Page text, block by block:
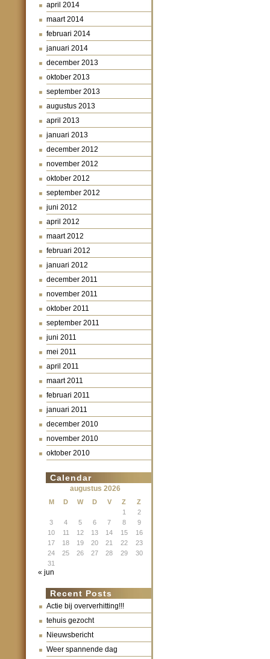
april 2014
maart 2014
februari 2014
januari 2014
december 2013
oktober 2013
september 2013
augustus 2013
april 2013
januari 2013
december 2012
november 2012
oktober 2012
september 2012
juni 2012
april 2012
maart 2012
februari 2012
januari 2012
december 2011
november 2011
oktober 2011
september 2011
juni 2011
mei 2011
april 2011
maart 2011
februari 2011
januari 2011
december 2010
november 2010
oktober 2010
Calendar
augustus 2026
M D W D V Z
Z
1
2
3
4 5 6 7 8
9
10
11 12 13 14 15
16
17
18 19 20 21 22
23
24
25 26 27 28 29
30
31
« jun
Recent Posts
Actie bij oververhitting!!!
tehuis gezocht
Nieuwsbericht
Weer spannende dag